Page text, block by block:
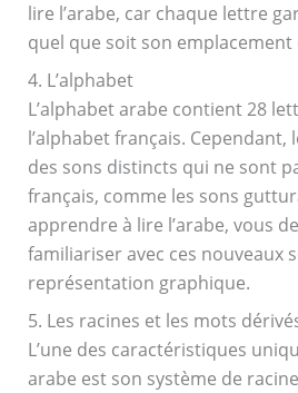
lire l’arabe, car chaque lettre
quel que soit son emplacement
4. L’alphabet
L’alphabet arabe contient 28
l’alphabet français.
des sons distincts qui ne sont
français, comme les sons
apprendre à lire l’arabe, vous
familiariser avec ces nouveaux
représentation graphique.
5. Les racines et les mots
L’une des caractéristiques
arabe est son système de